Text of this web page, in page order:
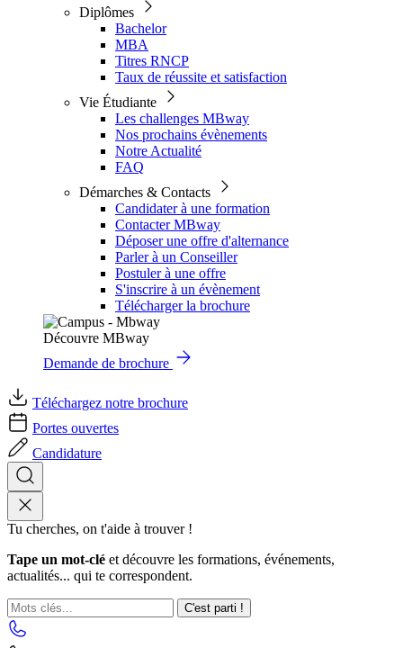
Diplômes
Bachelor
MBA
Titres RNCP
Taux de réussite et satisfaction
Vie Étudiante
Les challenges MBway
Nos prochains évènements
Notre Actualité
FAQ
Démarches & Contacts
Candidater à une formation
Contacter MBway
Déposer une offre d'alternance
Parler à un Conseiller
Postuler à une offre
S'inscrire à un évènement
Télécharger la brochure
Découvre MBway
Demande de brochure
Téléchargez notre brochure
Portes ouvertes
Candidature
Tu cherches, on t'aide à trouver !
Tape un mot-clé et découvre les formations, événements,
actualités... qui te correspondent.
C'est parti !